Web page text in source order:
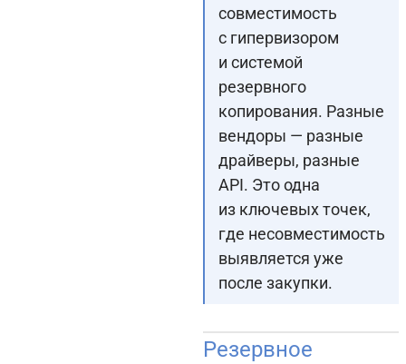
совместимость
с гипервизором
и системой
резервного
копирования. Разные
вендоры — разные
драйверы, разные
API. Это одна
из ключевых точек,
где несовместимость
выявляется уже
после закупки.
Резервное